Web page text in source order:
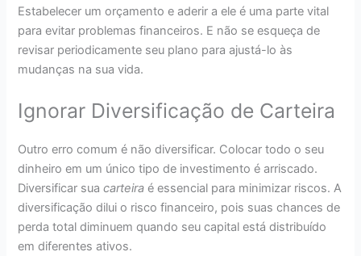
Estabelecer um orçamento e aderir a ele é uma parte vital
para evitar problemas financeiros. E não se esqueça de
revisar periodicamente seu plano para ajustá-lo às
mudanças na sua vida.
Ignorar Diversificação de Carteira
Outro erro comum é não diversificar. Colocar todo o seu
dinheiro em um único tipo de investimento é arriscado.
Diversificar suacarteira é essencial para minimizar riscos. A
diversificação dilui o risco financeiro, pois suas chances de
perda total diminuem quando seu capital está distribuído
em diferentes ativos.